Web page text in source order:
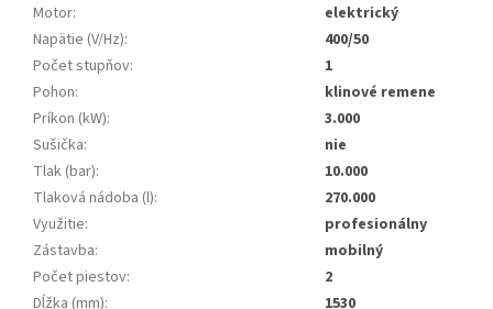
Motor:
elektrický
Napätie (V/Hz):
400/50
Počet stupňov:
1
Pohon:
klinové remene
Príkon (kW):
3.000
Sušička:
nie
Tlak (bar):
10.000
Tlaková nádoba (l):
270.000
Využitie:
profesionálny
Zástavba:
mobilný
Počet piestov:
2
Dĺžka (mm):
1530